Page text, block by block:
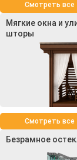
Смотреть все
Мягкие окна и
шторы
Смотреть все
Безрамное